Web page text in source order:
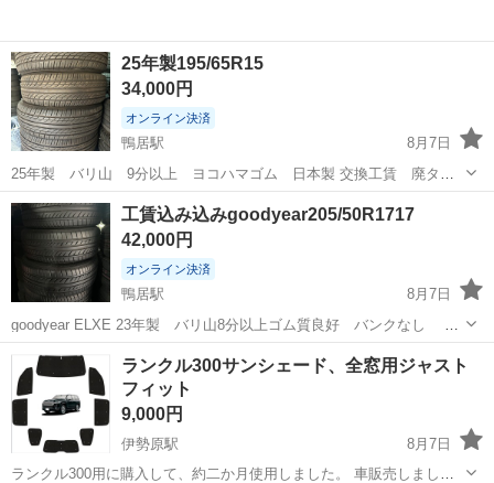
25年製195/65R15
34,000円
オンライン決済
鴨居駅
8月7日
25年製 バリ山 9分以上 ヨコハマゴム 日本製 交換工賃 廃タイ
ヤ込み込み タイヤショップミラクル 横浜市緑区白山1-2-11
神奈川 横浜市 鴨居駅
工賃込み込みgoodyear205/50R1717
42,000円
オンライン決済
鴨居駅
8月7日
goodyear ELXE 23年製 バリ山8分以上ゴム質良好 バンクなし 交
換工賃 廃タイヤ 込み込み タイヤショップミラクル 横浜市緑区白山
1-2-11
神奈川 横浜市 鴨居駅 タイヤ、ホイール ゴム
ランクル300サンシェード、全窓用ジャスト
フィット
9,000円
伊勢原駅
8月7日
ランクル300用に購入して、約二か月使用しました。 車販売しました